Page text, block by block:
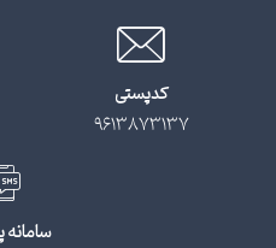
کدپستی
9613873137
سامانه